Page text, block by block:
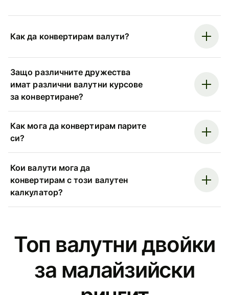
Как да конвертирам валути?
Защо различните дружества
имат различни валутни курсове
за конвертиране?
Как мога да конвертирам парите
си?
Кои валути мога да
конвертирам с този валутен
калкулатор?
Топ валутни двойки
за малайзийски